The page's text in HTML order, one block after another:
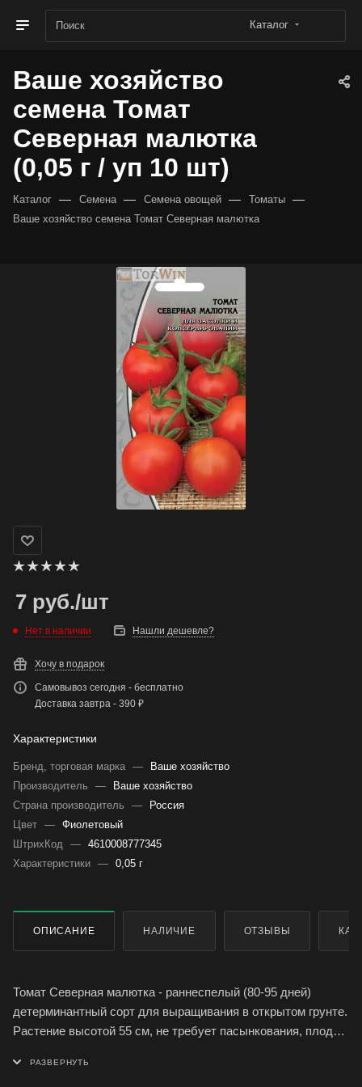
Каталог
Ваше хозяйство
семена Томат
Северная малютка
(0,05 г / уп 10 шт)
Каталог — Семена — Семена овощей — Томаты —
Ваше хозяйство семена Томат Северная малютка
7 руб./шт
Нет в наличии Нашли дешевле?
Хочу в подарок
Самовывоз сегодня - бесплатно
Доставка завтра - 390 ₽
Характеристики
Бренд, торговая марка —
Ваше хозяйство
Производитель
—
Ваше хозяйство
Страна производитель
—
Россия
Цвет — Фиолетовый
ШтрихКод — 4610008777345
Характеристики — 0,05 г
ОПИСАНИЕ НАЛИЧИЕ ОТЗЫВЫ
Томат Северная малютка - раннеспелый (80-95 дней)
детерминантный сорт для выращивания в открытом грунте.
Растение высотой 55 см, не требует пасынкования, плод
Используется для засолки и консервирования.